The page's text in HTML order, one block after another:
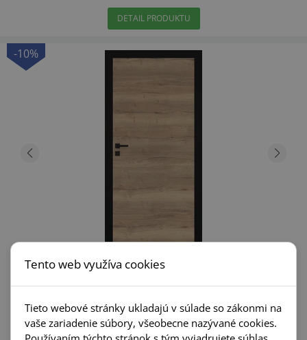
DETAIL PRODUKTU
-10%
Dre Nova Synchro 10
+1
Tento web využíva cookies
Tieto webové stránky ukladajú v súlade so zákonmi na
vaše zariadenie súbory, všeobecne nazývané cookies.